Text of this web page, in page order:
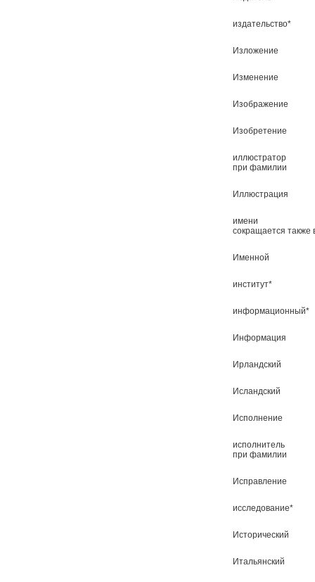
издательство*
Изложение
Изменение
Изображение
Изобретение
иллюстратор
при фамилии
Иллюстрация
имени
сокращается также
Именной
институт*
информационный*
Информация
Ирландский
Исландский
Исполнение
исполнитель
при фамилии
Исправление
исследование*
Исторический
Итальянский